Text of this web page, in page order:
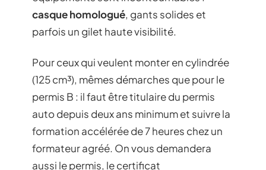
casque homologué, gants solides et
parfois un gilet haute visibilité.
Pour ceux qui veulent monter en cylindrée
(125 cm³), mêmes démarches que pour le
permis B : il faut être titulaire du permis
auto depuis deux ans minimum et suivre la
formation accélérée de 7 heures chez un
formateur agréé. On vous demandera
aussi le permis, le certificat